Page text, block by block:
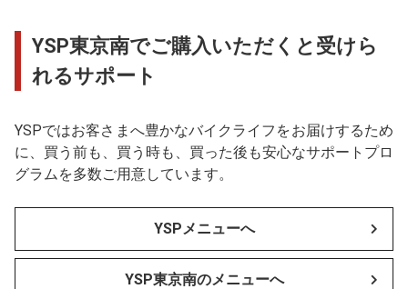
YSP東京南でご購入いただくと受けら
れるサポート
YSPではお客さまへ豊かなバイクライフをお届けするため
に、買う前も、買う時も、買った後も安心なサポートプロ
グラムを多数ご用意しています。
YSPメニューへ
YSP東京南のメニューへ